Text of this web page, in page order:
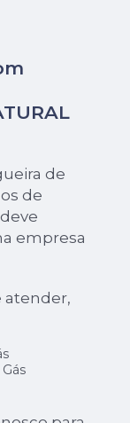
de
de
empresa
atender,